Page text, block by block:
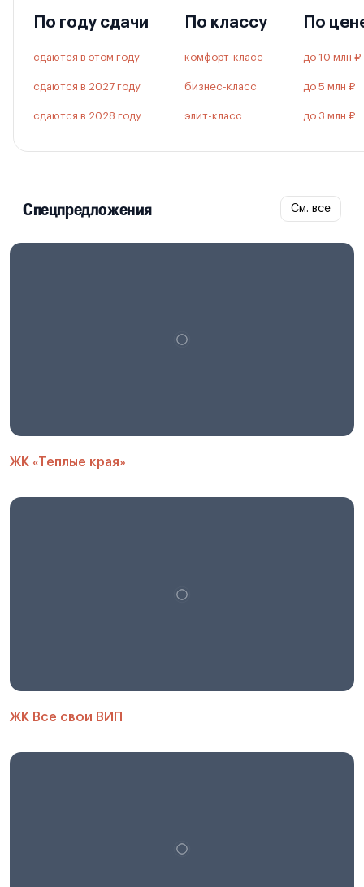
По году сдачи
сдаются в этом году
сдаются в 2027 году
сдаются в 2028 году
По классу
комфорт-класс
бизнес-класс
элит-класс
По
до 10 млн ₽
до 5 млн ₽
до 3 млн ₽
Спецпредложения См. все
ЖК «Теплые края»
ЖК Все свои ВИП